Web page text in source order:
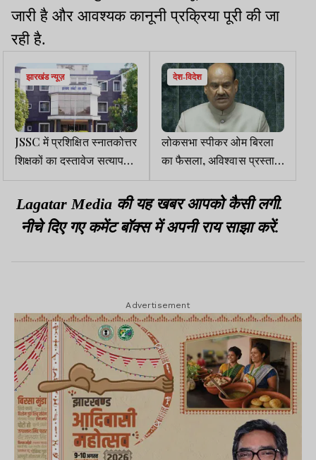
जारी है और आवश्यक कानूनी प्रक्रिया पूरी की जा
रही है.
झारखंड न्यूज़
JSSC में प्रशिक्षित स्नातकोत्तर
शिक्षकों का दस्तावेज सत्यापन
18 फरवरी को
देश-विदेश
लोकसभा स्पीकर ओम बिरला
का फैसला, अविश्वास प्रस्ताव
पर फैसला होने तक आसन पर
नहीं बैठेंगे
Lagatar Media की यह खबर आपको कैसी लगी.
नीचे दिए गए कमेंट बॉक्स में अपनी राय साझा करें.
Advertisement